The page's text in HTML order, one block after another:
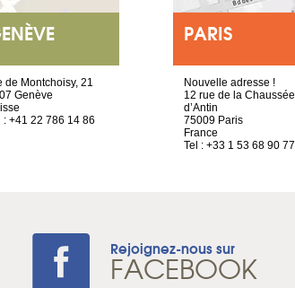
de Montchoisy, 21
Genève
: +41 22 786 14 86
PARIS
Nouvelle adresse !
12 rue de la Chaussée
d’Antin
75009 Paris
France
Tel : +33 1 53 68 90 77
Rejoignez-nous sur
FACEBOOK